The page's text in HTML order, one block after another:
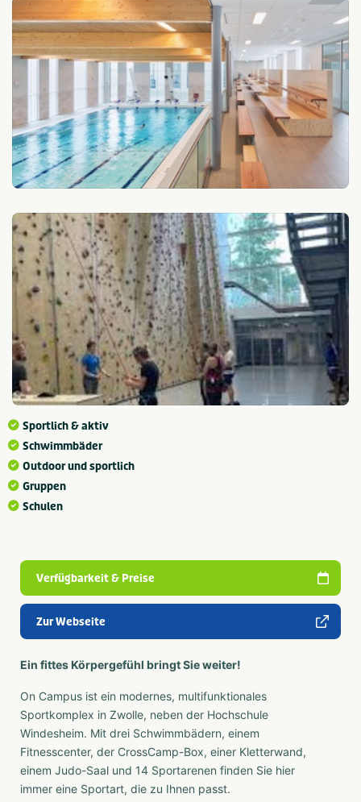
Sportlich & aktiv
Schwimmbäder
Outdoor und sportlich
Gruppen
Schulen
Verfügbarkeit & Preise
Zur Webseite
Ein fittes Körpergefühl bringt Sie weiter!
On Campus ist ein modernes, multifunktionales
Sportkomplex in Zwolle, neben der Hochschule
Windesheim. Mit drei Schwimmbädern, einem
Fitnesscenter, der CrossCamp-Box, einer Kletterwand,
einem Judo-Saal und 14 Sportarenen finden Sie hier
immer eine Sportart, die zu Ihnen passt.